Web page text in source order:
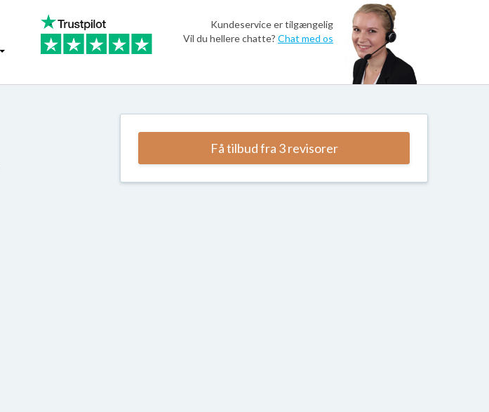
Kundeservice er tilgængelig
Vil du hellere chatte? Chat med os
Få tilbud fra 3 revisorer